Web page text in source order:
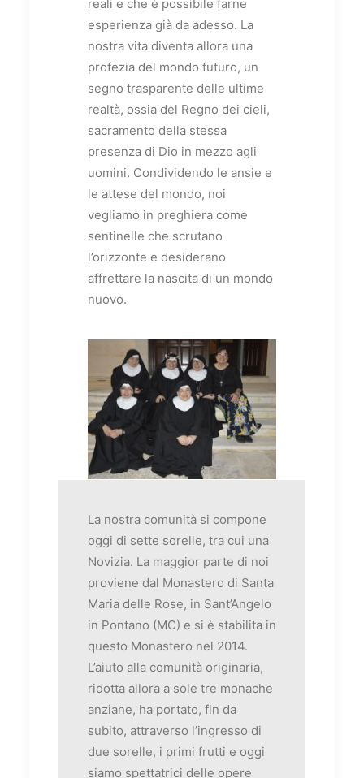
reali e che è possibile farne
esperienza già da adesso. La
nostra vita diventa allora una
profezia del mondo futuro, un
segno trasparente delle ultime
realtà, ossia del Regno dei cieli,
sacramento della stessa
presenza di Dio in mezzo agli
uomini. Condividendo le ansie e
le attese del mondo, noi
vegliamo in preghiera come
sentinelle che scrutano
l’orizzonte e desiderano
affrettare la nascita di un mondo
nuovo.
La nostra comunità si compone
oggi di sette sorelle, tra cui una
Novizia. La maggior parte di noi
proviene dal Monastero di Santa
Maria delle Rose, in Sant’Angelo
in Pontano (MC) e si è stabilita in
questo Monastero nel 2014.
L’aiuto alla comunità originaria,
ridotta allora a sole tre monache
anziane, ha portato, fin da
subito, attraverso l’ingresso di
due sorelle, i primi frutti e oggi
siamo spettatrici delle opere